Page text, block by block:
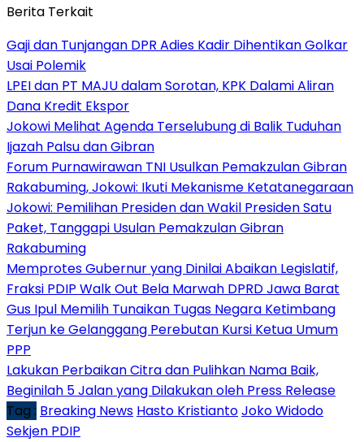
Berita Terkait
Gaji dan Tunjangan DPR Adies Kadir Dihentikan Golkar
Usai Polemik
LPEI dan PT MAJU dalam Sorotan, KPK Dalami Aliran
Dana Kredit Ekspor
Jokowi Melihat Agenda Terselubung di Balik Tuduhan
Ijazah Palsu dan Gibran
Forum Purnawirawan TNI Usulkan Pemakzulan Gibran
Rakabuming, Jokowi: Ikuti Mekanisme Ketatanegaraan
Jokowi: Pemilihan Presiden dan Wakil Presiden Satu
Paket, Tanggapi Usulan Pemakzulan Gibran
Rakabuming
Memprotes Gubernur yang Dinilai Abaikan Legislatif,
Fraksi PDIP Walk Out Bela Marwah DPRD Jawa Barat
Gus Ipul Memilih Tunaikan Tugas Negara Ketimbang
Terjun ke Gelanggang Perebutan Kursi Ketua Umum
PPP
Lakukan Perbaikan Citra dan Pulihkan Nama Baik,
Beginilah 5 Jalan yang Dilakukan oleh Press Release
Tag : Breaking News Hasto KristiantoJoko Widodo
Sekjen PDIP